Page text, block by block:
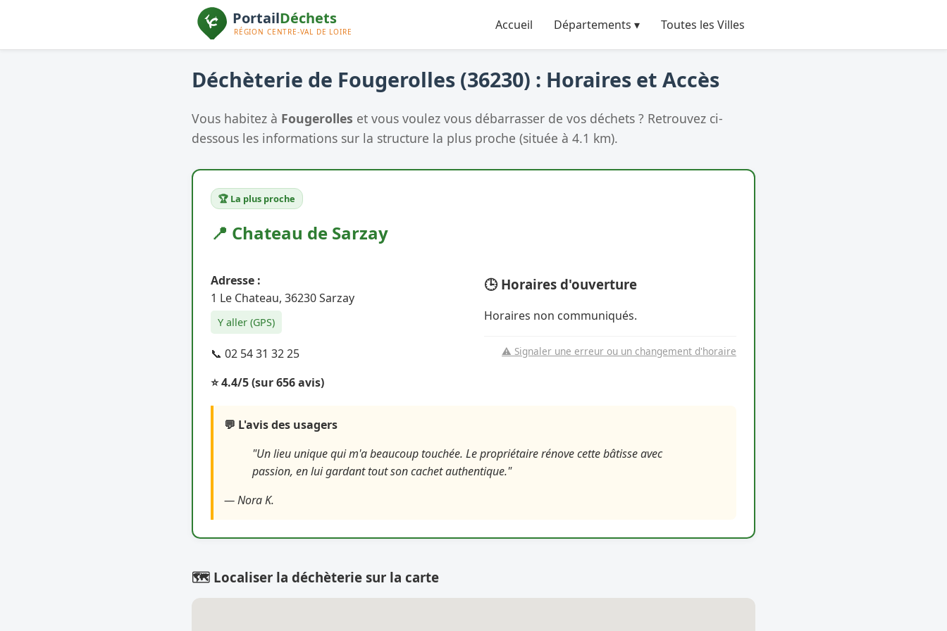
Accueil Départements ▾ Toutes les Villes
Déchèterie de Fougerolles (36230) : Horaires et Accès
Vous habitez à Fougerolles et vous voulez vous débarrasser de vos déchets ? Retrouvez ci-
dessous les informations sur la structure la plus proche (située à 4.1 km).
🏆 La plus proche
📍 Chateau de Sarzay
Adresse :
1 Le Chateau, 36230 Sarzay
Y aller (GPS)
📞 02 54 31 32 25
⭐ 4.4/5(sur 656 avis)
🕒 Horaires d'ouverture
Horaires non communiqués.
⚠️ Signaler une erreur ou un changement d'horaire
💬 L'avis des usagers
"Un lieu unique qui m'a beaucoup touchée. Le propriétaire rénove cette bâtisse avec
passion, en lui gardant tout son cachet authentique."
— Nora K.
🗺️ Localiser la déchèterie sur la carte